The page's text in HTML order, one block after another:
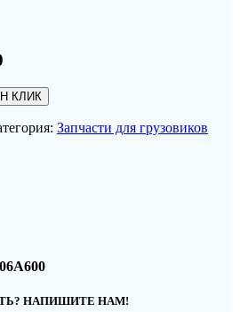
КЛИК
Запчасти для грузовиков
НАПИШИТЕ НАМ!